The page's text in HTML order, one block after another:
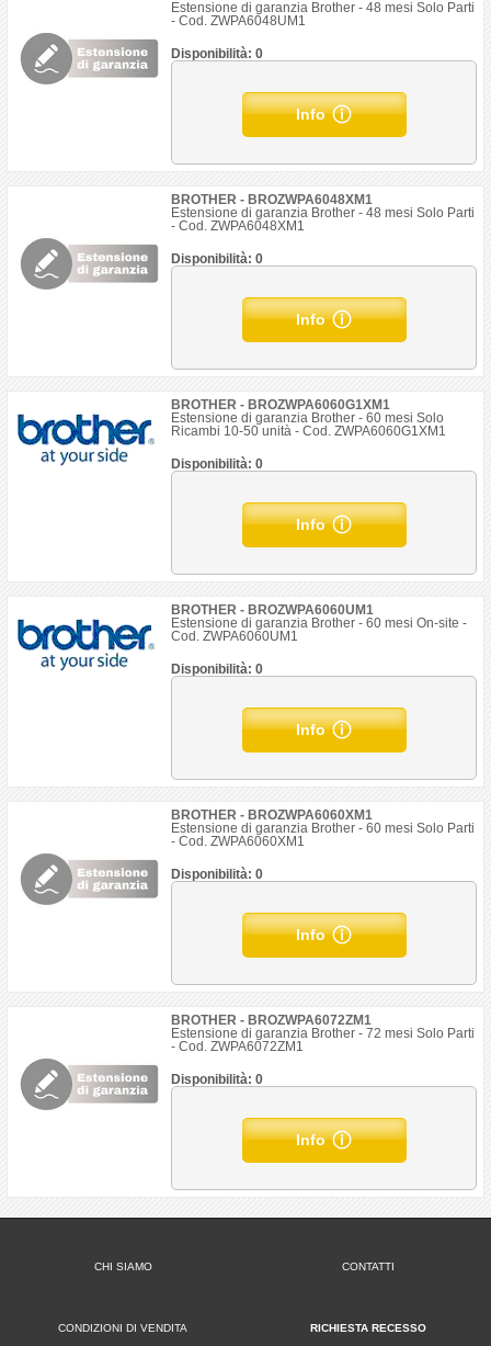
Estensione di garanzia Brother - 48 mesi Solo Parti
- Cod. ZWPA6048UM1
Disponibilità: 0
Info
BROTHER - BROZWPA6048XM1
Estensione di garanzia Brother - 48 mesi Solo Parti
- Cod. ZWPA6048XM1
Disponibilità: 0
Info
BROTHER - BROZWPA6060G1XM1
Estensione di garanzia Brother - 60 mesi Solo
Ricambi 10-50 unità - Cod. ZWPA6060G1XM1
Disponibilità: 0
Info
BROTHER - BROZWPA6060UM1
Estensione di garanzia Brother - 60 mesi On-site -
Cod. ZWPA6060UM1
Disponibilità: 0
Info
BROTHER - BROZWPA6060XM1
Estensione di garanzia Brother - 60 mesi Solo Parti
- Cod. ZWPA6060XM1
Disponibilità: 0
Info
BROTHER - BROZWPA6072ZM1
Estensione di garanzia Brother - 72 mesi Solo Parti
- Cod. ZWPA6072ZM1
Disponibilità: 0
Info
CHI SIAMO CONTATTI
CONDIZIONI DI VENDITA RICHIESTA RECESSO